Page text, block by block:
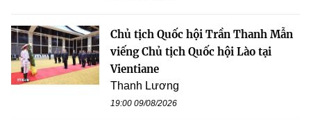
Chủ tịch Quốc hội Trần Thanh Mẫn
viếng Chủ tịch Quốc hội Lào tại
Vientiane
Thanh Lương
19:00 09/08/2026